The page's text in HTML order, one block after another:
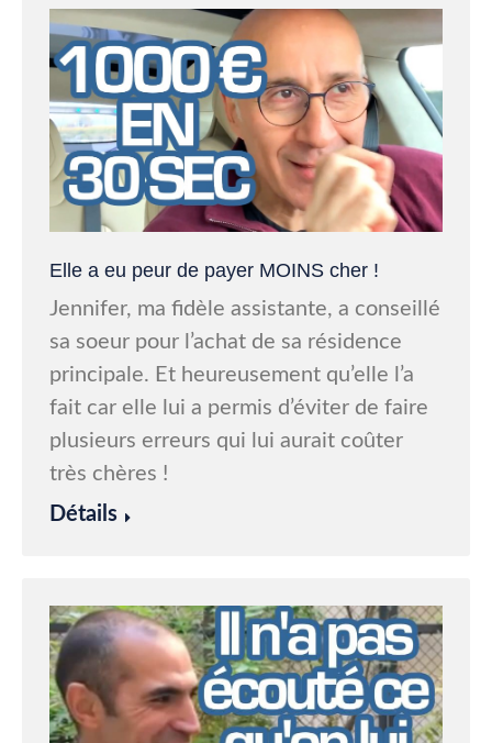
Elle a eu peur de payer MOINS cher !
Jennifer, ma fidèle assistante, a conseillé
sa soeur pour l’achat de sa résidence
principale. Et heureusement qu’elle l’a
fait car elle lui a permis d’éviter de faire
plusieurs erreurs qui lui aurait coûter
très chères !
Détails